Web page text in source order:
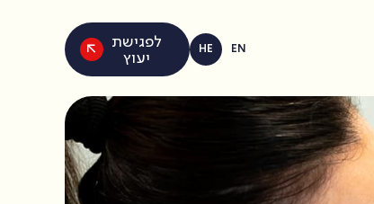
EN
HE לפגישת
יעוץ